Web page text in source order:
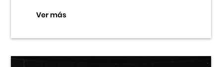
Ver más